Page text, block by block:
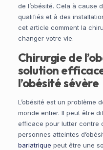
de l’obésité. Cela à cause
qualifiés et à des
cet article comment la
changer votre vie.
Chirurgie de
solution
l’obésité sévère
L’obésité est un problème
monde entier. Il peut être
efficace pour lutter contre
personnes atteintes
bariatrique peut être une